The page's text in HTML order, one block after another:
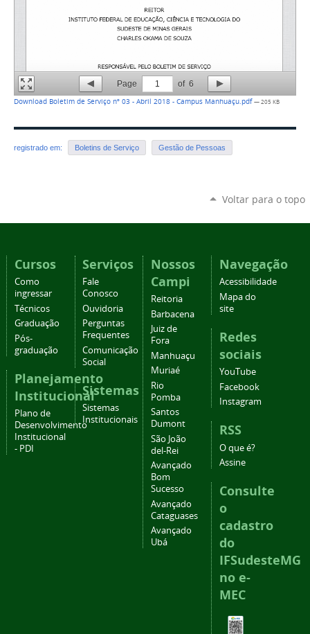
Page 1 of 6
Download Boletim de Serviço nº 03 - Abril 2018 - Campus Manhuaçu.pdf— 205 KB
registrado em: Boletins de Serviço Gestão de Pessoas
Voltar para o topo
Cursos
Como
ingressar
Técnicos
Graduação
Pós-
graduação
Planejamento
Institucional
Plano de
Desenvolvimento
Institucional
- PDI
Serviços
Fale
Conosco
Ouvidoria
Perguntas
Frequentes
Comunicação
Social
Sistemas
Sistemas
Institucionais
Nossos
Campi
Reitoria
Barbacena
Juiz de
Fora
Manhuaçu
Muriaé
Rio
Pomba
Santos
Dumont
São João
del-Rei
Avançado
Bom
Sucesso
Avançado
Cataguases
Avançado
Ubá
Navegação
Acessibilidade
Mapa do
site
Redes
sociais
YouTube
Facebook
Instagram
RSS
O que é?
Assine
Consulte
o
cadastro
do
IFSudesteMG
no e-
MEC